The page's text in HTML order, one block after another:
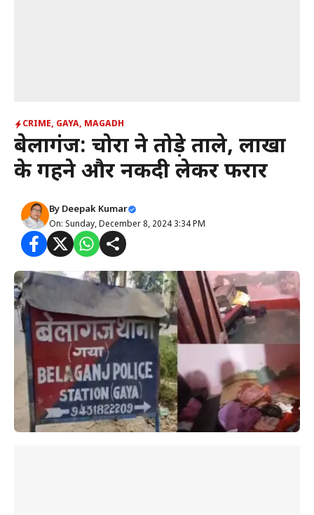
CRIME, GAYA, MAGADH
बेलागंज: चोरों ने तोड़े ताले, लाखों
के गहने और नकदी लेकर फरार
By Deepak Kumar
On: Sunday, December 8, 2024 3:34 PM